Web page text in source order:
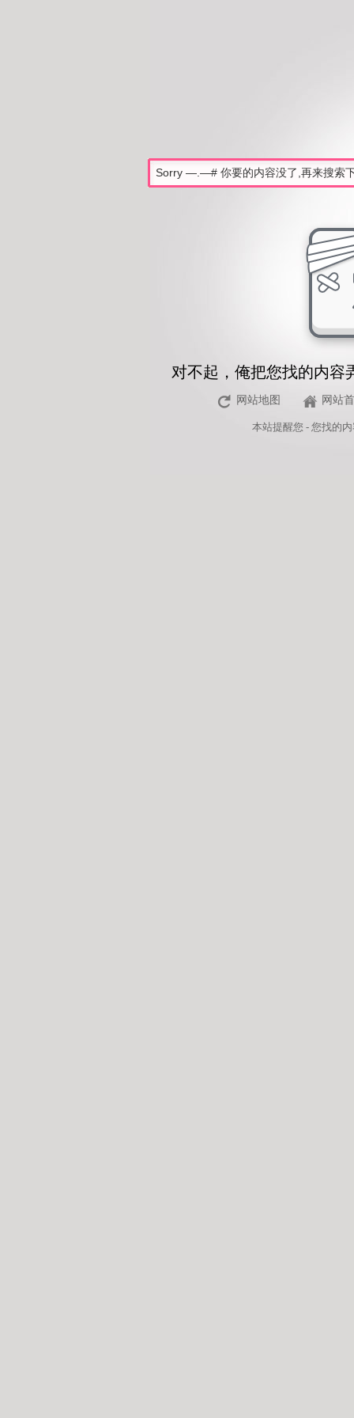
对不起，俺把您找的内容
网站地图 网站
本站提醒您 - 您找的